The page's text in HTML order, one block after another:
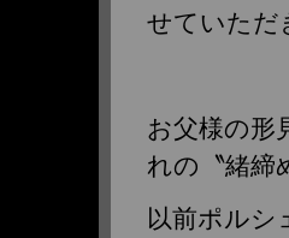
せていただ
お父様の形
れの〝緒締
以前ポルシ